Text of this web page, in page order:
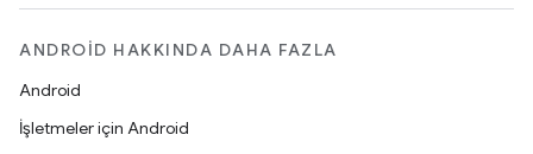
ANDROID HAKKINDA DAHA FAZLA
Android
İşletmeler için Android